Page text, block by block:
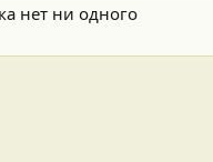
нет ни одного